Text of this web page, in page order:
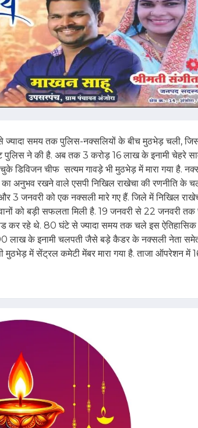
ज्यादा समय तक पुलिस-नक्सलियों के बीच मुठभेड़ चली,
पुलिस ने की है. अब तक 3 करोड़ 16 लाख के इनामी चेहरे
डिविजन चीफ सत्यम गावड़े भी मुठभेड़ में मारा गया है.
अनुभव रखने वाले एसपी निखिल राखेचा की रणनीति के
3 जनवरी को एक नक्सली मारे गए हैं. जिले में निखिल
को बड़ी सफलता मिली है. 19 जनवरी से 22 जनवरी
कर रहे थे. 80 घंटे से ज्यादा समय तक चले इस ऐतिहासिक
लाख के इनामी चलपती जैसे बड़े कैडर के नक्सली नेता
मुठभेड़ में सेंट्रल कमेटी मेंबर मारा गया है. ताजा ऑपरेशन में